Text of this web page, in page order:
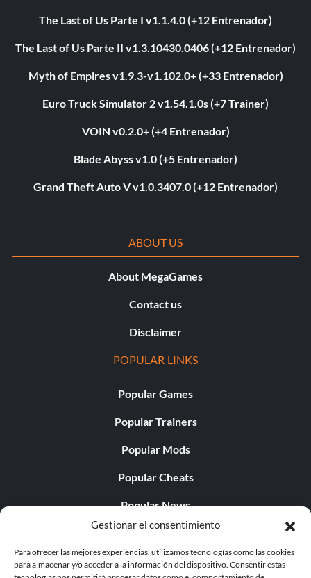
Gestionar el consentimiento
Para ofrecer las mejores experiencias, utilizamos tecnologías como las cookies
para almacenar y/o acceder a la información del dispositivo. Consentir estas
The Last of Us Parte I v1.1.4.0 (+12 Entrenador)
The Last of Us Parte II v1.3.10430.0406 (+12 Entrenador)
Myth of Empires v1.9.3-v1.102.0+ (+33 Entrenador)
Euro Truck Simulator 2 v1.54.1.0s (+7 Trainer)
VOIN v0.2.0+ (+4 Entrenador)
Blade Abyss v1.0 (+5 Entrenador)
Grand Theft Auto V v1.0.3407.0 (+12 Entrenador)
ABOUT US
About MegaGames
Contact us
Disclaimer
POPULAR LINKS
Popular Games
Popular Trainers
Popular Mods
Popular Cheats
Popular News
Popular Editorials
Popular Free Games